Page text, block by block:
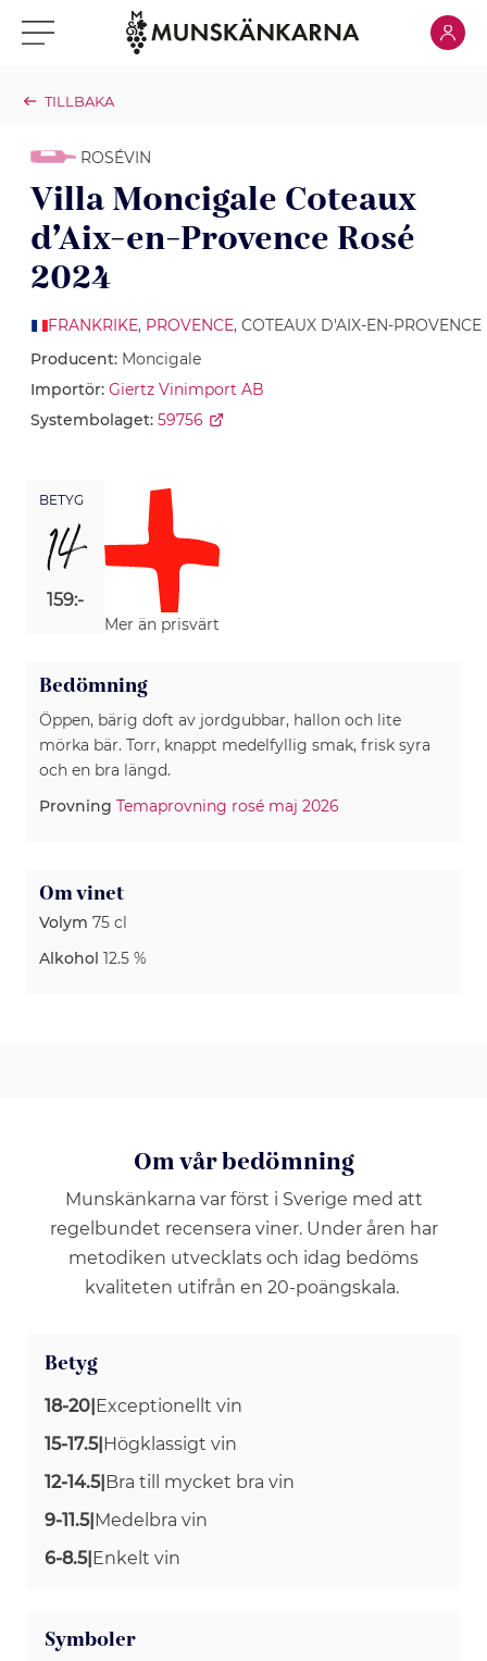
Klicka för meny Klicka
TILLBAKA
ROSÉVIN
Villa Moncigale Coteaux
d’Aix-en-Provence Rosé
2024
FRANKRIKE, PROVENCE, COTEAUX D'AIX-EN-PROVENCE
Producent: Moncigale
Importör: Giertz Vinimport AB
Systembolaget: 59756
BETYG
14
159:-
Mer än prisvärt
Bedömning
Öppen, bärig doft av jordgubbar, hallon och lite
mörka bär. Torr, knappt medelfyllig smak, frisk syra
och en bra längd.
Provning Temaprovning rosé maj 2026
Om vinet
Volym 75 cl
Alkohol 12.5 %
Om vår bedömning
Munskänkarna var först i Sverige med att
regelbundet recensera viner. Under åren har
metodiken utvecklats och idag bedöms
kvaliteten utifrån en 20-poängskala.
Betyg
18-20|Exceptionellt vin
15-17.5|Högklassigt vin
12-14.5|Bra till mycket bra vin
9-11.5|Medelbra vin
6-8.5|Enkelt vin
Symboler